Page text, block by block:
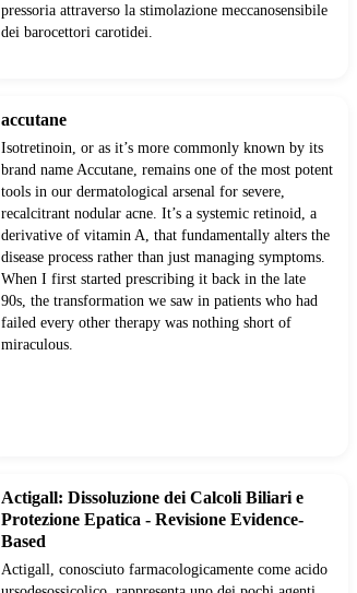
pressoria attraverso la stimolazione meccanosensibile
dei barocettori carotidei.
accutane
Isotretinoin, or as it’s more commonly known by its
brand name Accutane, remains one of the most potent
tools in our dermatological arsenal for severe,
recalcitrant nodular acne. It’s a systemic retinoid, a
derivative of vitamin A, that fundamentally alters the
disease process rather than just managing symptoms.
When I first started prescribing it back in the late
90s, the transformation we saw in patients who had
failed every other therapy was nothing short of
miraculous.
Actigall: Dissoluzione dei Calcoli Biliari e
Protezione Epatica - Revisione Evidence-
Based
Actigall, conosciuto farmacologicamente come acido